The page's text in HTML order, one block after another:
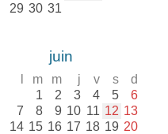
29 30 31
juin
m m j v s d
1 2 3 4 5 6
7 8 9 10 11 12 13
14 15 16 17 18 19 20